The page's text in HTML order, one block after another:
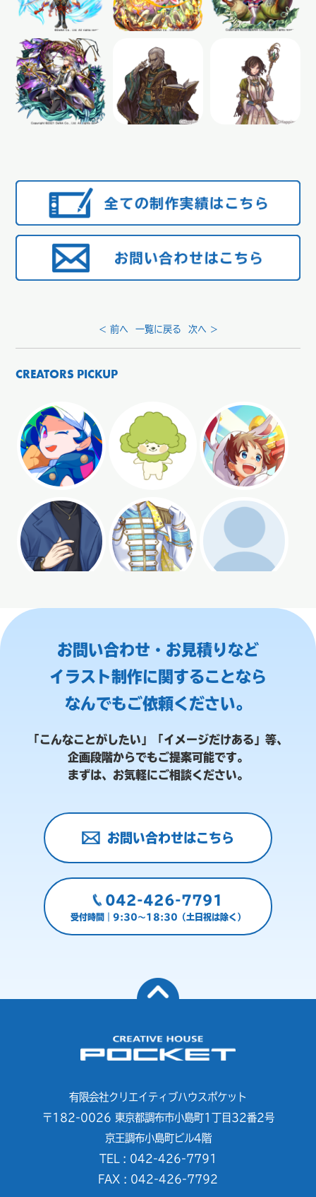
< 前へ 一覧に戻る 次へ >
CREATORS PICKUP
お問い合わせ・お見積りなど
イラスト制作に関することなら
なんでもご依頼ください。
「こんなことがしたい」「イメージだけある」等、
企画段階からでもご提案可能です。
まずは、お気軽にご相談ください。
お問い合わせはこちら
042-426-7791
受付時間｜9:30～18:30（土日祝は除く）
有限会社クリエイティブハウスポケット
〒182-0026 東京都調布市小島町1丁目32番2号
京王調布小島町ビル4階
TEL : 042-426-7791
FAX : 042-426-7792